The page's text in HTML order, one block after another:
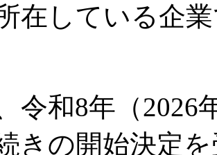
在している企
令和8年（2026
きの開始決定